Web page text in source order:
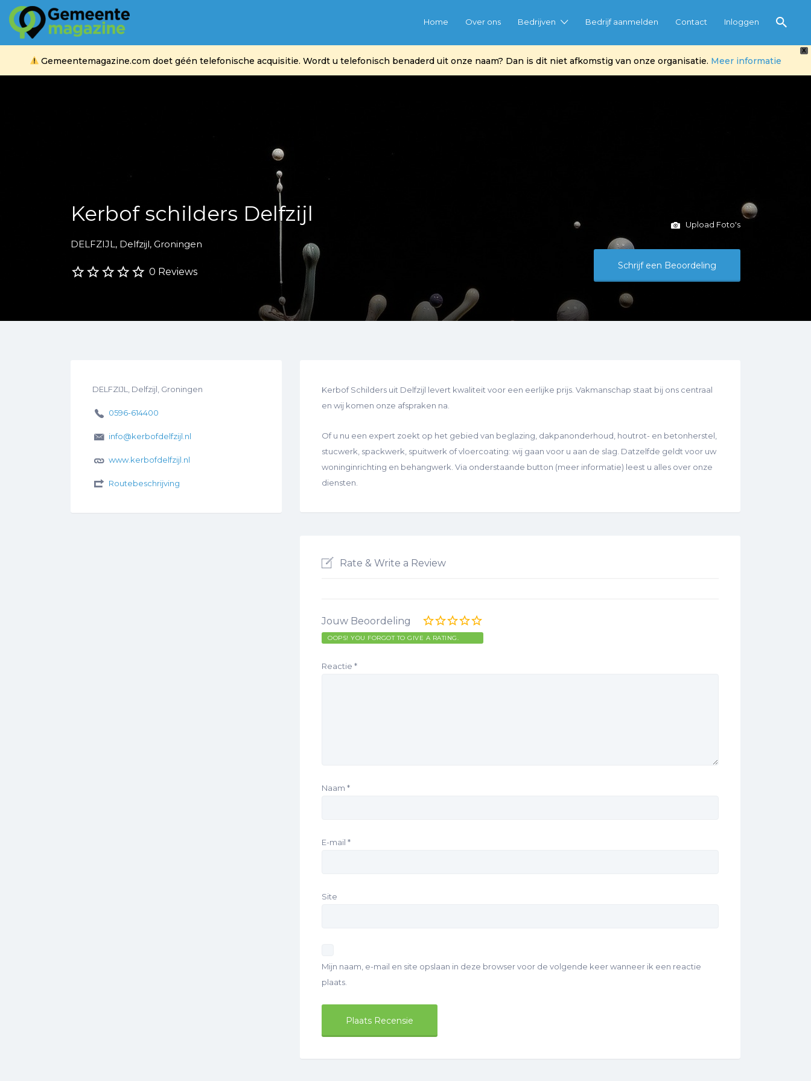
X
Gemeentemagazine.com doet géén telefonische acquisitie. Wordt u telefonisch benaderd uit onze naam? Dan is dit niet afkomstig van onze organisatie. Meer informatie
Home Over ons Bedrijven Bedrijf aanmelden Contact Inloggen
Zoek
naar:
Kerbof schilders Delfzijl
DELFZIJL, Delfzijl, Groningen
0 Reviews
Upload Foto's
Schrijf een Beoordeling
DELFZIJL, Delfzijl, Groningen
0596-614400
info@kerbofdelfzijl.nl
www.kerbofdelfzijl.nl
Routebeschrijving
Kerbof Schilders uit Delfzijl levert kwaliteit voor een eerlijke prijs. Vakmanschap staat bij ons centraal
en wij komen onze afspraken na.
Of u nu een expert zoekt op het gebied van beglazing, dakpanonderhoud, houtrot- en betonherstel,
stucwerk, spackwerk, spuitwerk of vloercoating: wij gaan voor u aan de slag. Datzelfde geldt voor uw
woninginrichting en behangwerk. Via onderstaande button (meer informatie) leest u alles over onze
diensten.
Rate & Write a Review
Jouw Beoordeling
OOPS! YOU FORGOT TO GIVE A RATING.
Reactie *
Naam *
E-mail *
Site
Mijn naam, e-mail en site opslaan in deze browser voor de volgende keer wanneer ik een reactie
plaats.